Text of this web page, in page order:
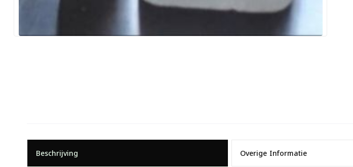
Beschrijving Overige Informatie